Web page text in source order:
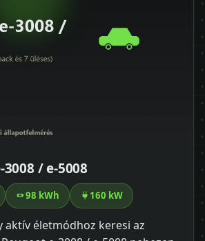
/ e-5008
98 kWh 160 kW
aktív életmódhoz keresi az